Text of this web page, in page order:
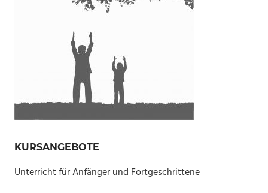
KURSANGEBOTE
Unterricht für Anfänger und Fortgeschrittene